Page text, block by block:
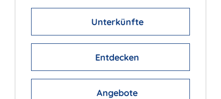
Unterkünfte
Entdecken
Angebote